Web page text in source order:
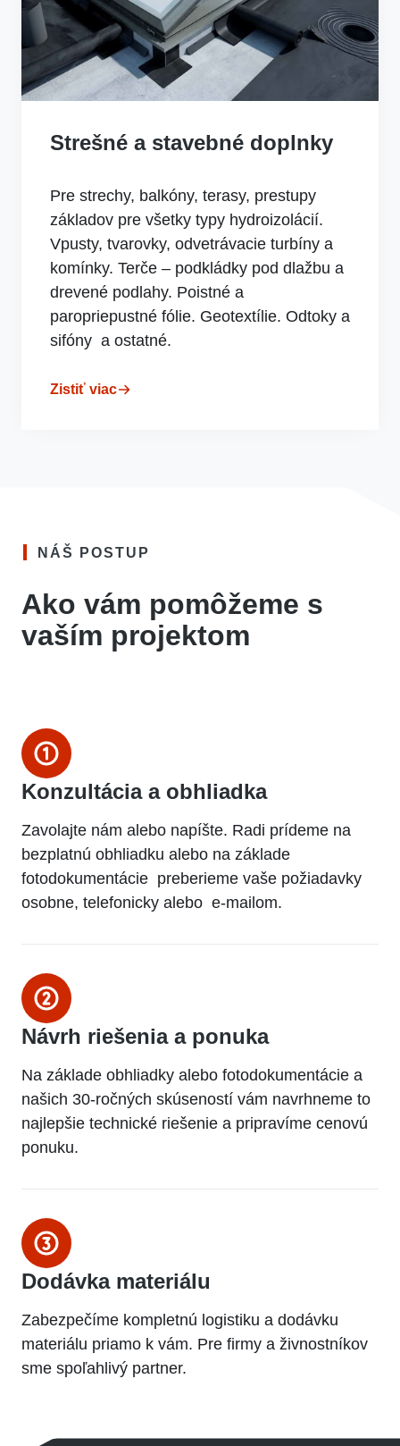
Strešné a stavebné doplnky
Pre strechy, balkóny, terasy, prestupy
základov pre všetky typy hydroizolácií.
Vpusty, tvarovky, odvetrávacie turbíny a
komínky. Terče – podkládky pod dlažbu a
drevené podlahy. Poistné a
paropriepustné fólie. Geotextílie. Odtoky a
sifóny a ostatné.
Zistiť viac
NÁŠ POSTUP
Ako vám pomôžeme s
vaším projektom
Konzultácia a obhliadka
Zavolajte nám alebo napíšte. Radi prídeme na
bezplatnú obhliadku alebo na základe
fotodokumentácie preberieme vaše požiadavky
osobne, telefonicky alebo e-mailom.
Návrh riešenia a ponuka
Na základe obhliadky alebo fotodokumentácie a
našich 30-ročných skúseností vám navrhneme to
najlepšie technické riešenie a pripravíme cenovú
ponuku.
Dodávka materiálu
Zabezpečíme kompletnú logistiku a dodávku
materiálu priamo k vám. Pre firmy a živnostníkov
sme spoľahlivý partner.